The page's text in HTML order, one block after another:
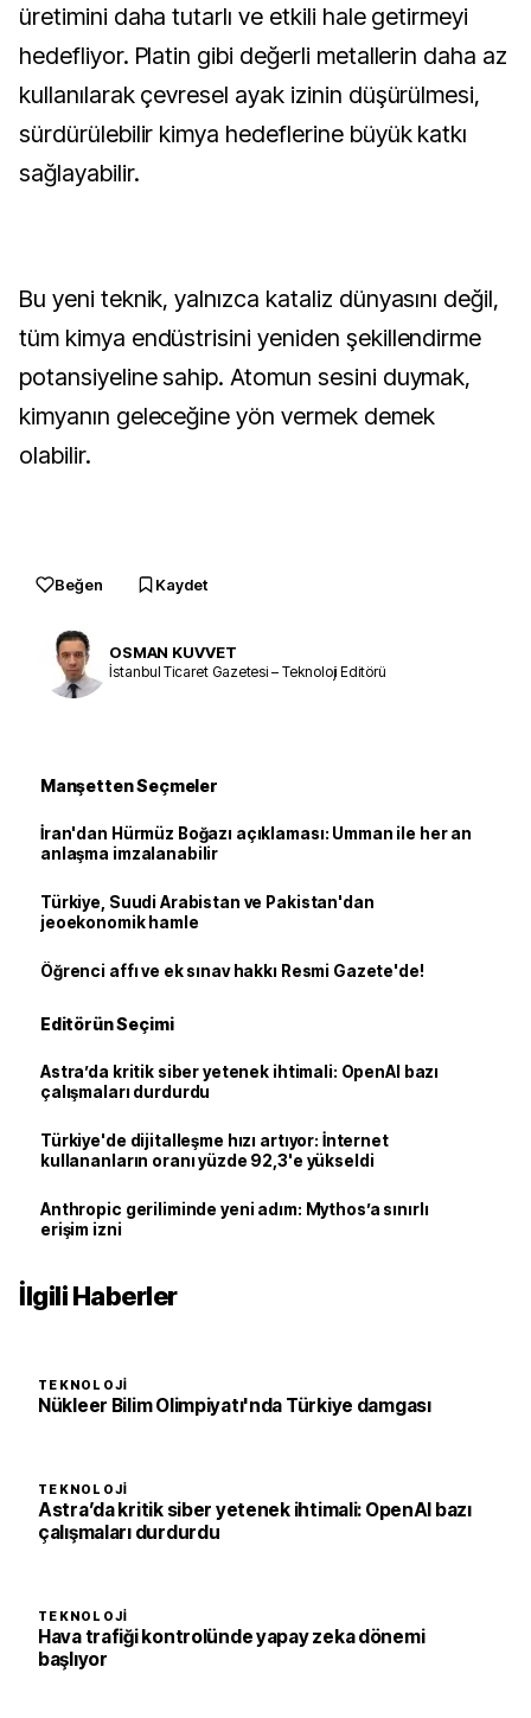
üretimini daha tutarlı ve etkili hale getirmeyi
hedefliyor. Platin gibi değerli metallerin daha az
kullanılarak çevresel ayak izinin düşürülmesi,
sürdürülebilir kimya hedeflerine büyük katkı
sağlayabilir.
Bu yeni teknik, yalnızca kataliz dünyasını değil,
tüm kimya endüstrisini yeniden şekillendirme
potansiyeline sahip. Atomun sesini duymak,
kimyanın geleceğine yön vermek demek
olabilir.
Beğen Kaydet
OSMAN KUVVET
İstanbul Ticaret Gazetesi – Teknoloji Editörü
Manşetten Seçmeler
İran'dan Hürmüz Boğazı açıklaması: Umman ile her an
anlaşma imzalanabilir
Türkiye, Suudi Arabistan ve Pakistan'dan
jeoekonomik hamle
Öğrenci affı ve ek sınav hakkı Resmi Gazete'de!
Editörün Seçimi
Astra’da kritik siber yetenek ihtimali: OpenAI bazı
çalışmaları durdurdu
Türkiye'de dijitalleşme hızı artıyor: İnternet
kullananların oranı yüzde 92,3'e yükseldi
Anthropic geriliminde yeni adım: Mythos’a sınırlı
erişim izni
İlgili Haberler
TEKNOLOJI
Nükleer Bilim Olimpiyatı'nda Türkiye damgası
TEKNOLOJI
Astra’da kritik siber yetenek ihtimali: OpenAI bazı
çalışmaları durdurdu
TEKNOLOJI
Hava trafiği kontrolünde yapay zeka dönemi
başlıyor